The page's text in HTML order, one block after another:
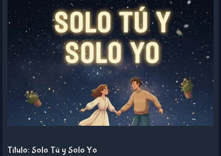
Título: Solo Tú y Solo Yo